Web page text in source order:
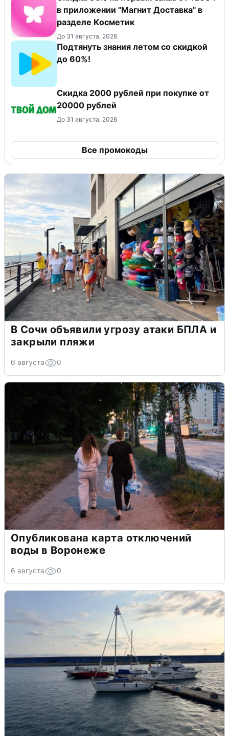
в приложении "Магнит Доставка"​ в
разделе Косметик
До 31 августа, 2026
Подтянуть знания летом со скидкой
до 60%!
Скидка 2000 рублей при покупке от
20000 рублей
До 31 августа, 2026
Все промокоды
В Сочи объявили угрозу атаки БПЛА и
закрыли пляжи
6 августа 0
Опубликована карта отключений
воды в Воронеже
6 августа 0